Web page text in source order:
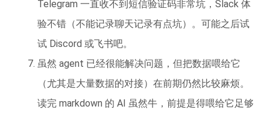
Telegram 一直收不到短信验证码非常坑，Slack 体
验不错（不能记录聊天记录有点坑）。可能之后试
试 Discord 或飞书吧。
虽然 agent 已经很能解决问题，但把数据喂给它
（尤其是大量数据的对接）在前期仍然比较麻烦。
读完 markdown 的 AI 虽然牛，前提是得喂给它足够